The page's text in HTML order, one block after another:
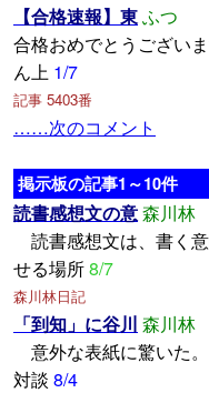
【合格速報】東ふつ
合格おめでとうござい
ん上 1/7
記事 5403番
……次のコメント
掲示板の記事1～10件
読書感想文の意森川林
読書感想文は、書く
せる場所8/7
森川林日記
「到知」に谷川 森川林
意外な表紙に驚いた
対談 8/4